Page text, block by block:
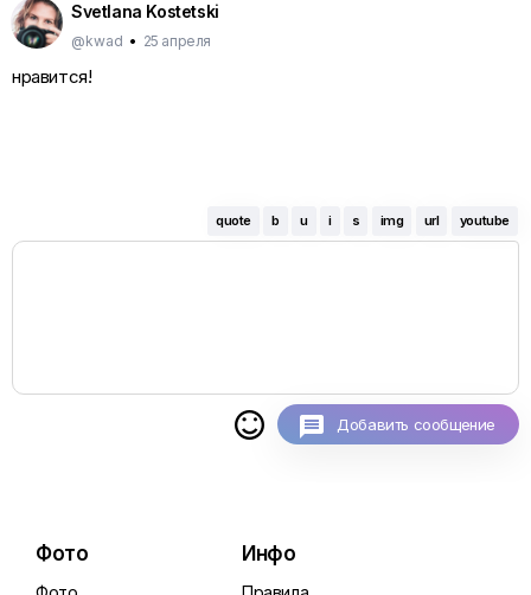
Svetlana Kostetski
@kwad • 25 апреля
нравится!
quote b u i s img url youtube
 Добавить сообщение
Фото Инфо